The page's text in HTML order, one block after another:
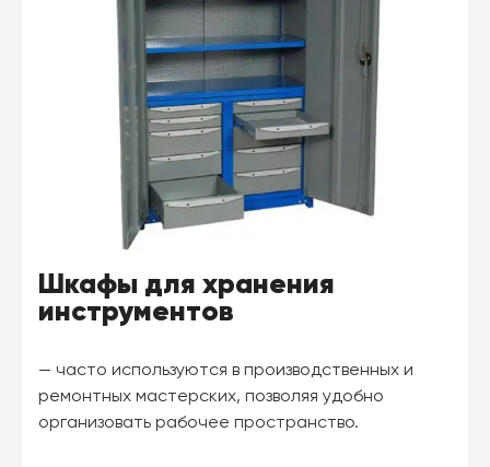
Шкафы для хранения
инструментов
— часто используются в производственных и
ремонтных мастерских, позволяя удобно
организовать рабочее пространство.